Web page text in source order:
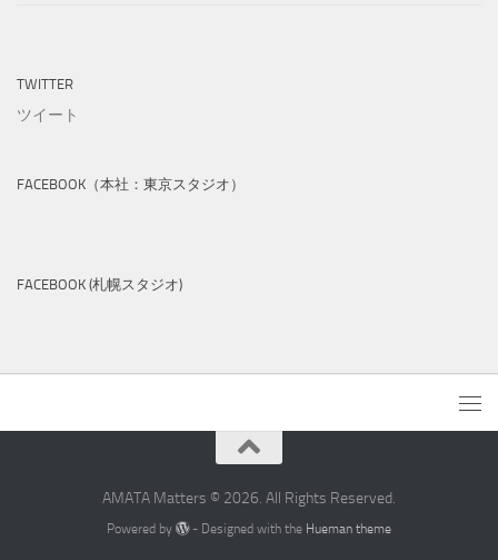
TWITTER
ツイート
FACEBOOK（本社：東京スタジオ）
FACEBOOK (札幌スタジオ)
AMATA Matters © 2026. All Rights Reserved.
Powered by - Designed with the Hueman theme